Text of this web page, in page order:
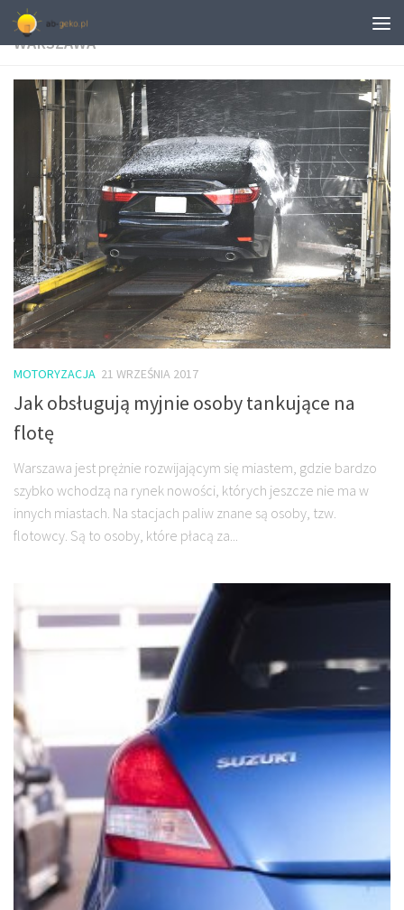
TAGGED:
WARSZAWA
MOTORYZACJA 21 WRZEŚNIA 2017
Jak obsługują myjnie osoby tankujące na
flotę
Warszawa jest prężnie rozwijającym się miastem, gdzie bardzo
szybko wchodzą na rynek nowości, których jeszcze nie ma w
innych miastach. Na stacjach paliw znane są osoby, tzw.
flotowcy. Są to osoby, które płacą za...